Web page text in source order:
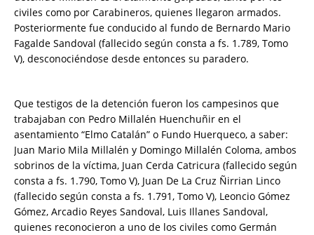
civiles como por Carabineros, quienes llegaron armados.
Posteriormente fue conducido al fundo de Bernardo Mario
Fagalde Sandoval (fallecido según consta a fs. 1.789, Tomo
V), desconociéndose desde entonces su paradero.
Que testigos de la detención fueron los campesinos que
trabajaban con Pedro Millalén Huenchuñir en el
asentamiento “Elmo Catalán” o Fundo Huerqueco, a saber:
Juan Mario Mila Millalén y Domingo Millalén Coloma, ambos
sobrinos de la víctima, Juan Cerda Catricura (fallecido según
consta a fs. 1.790, Tomo V), Juan De La Cruz Ñirrian Linco
(fallecido según consta a fs. 1.791, Tomo V), Leoncio Gómez
Gómez, Arcadio Reyes Sandoval, Luis Illanes Sandoval,
quienes reconocieron a uno de los civiles como Germán